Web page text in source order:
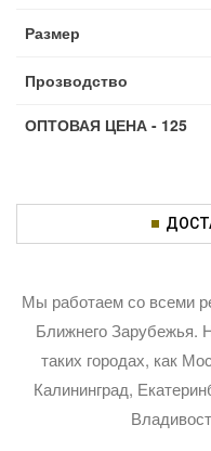
Размер
Прозводство
ОПТОВАЯ ЦЕНА - 125
Мы работаем со всеми
Ближнего Зарубежья.
таких городах, как
Калининград,